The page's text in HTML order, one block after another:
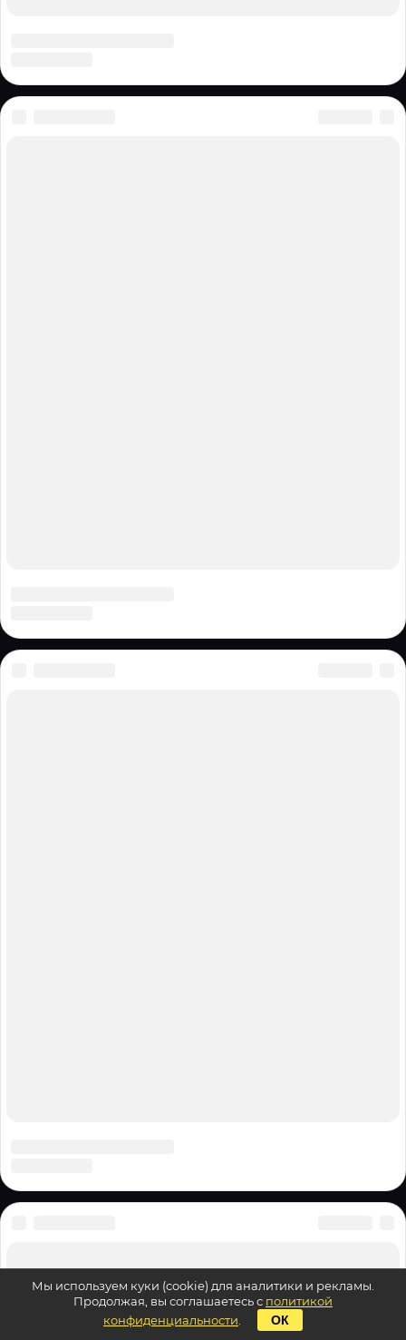
Мы используем куки (cookie) для аналитики и рекламы.
Продолжая, вы соглашаетесь с политикой
конфиденциальности
ОК